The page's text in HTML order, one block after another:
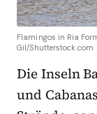
Flamingos in Ria
Gil/Shutterstock.com
Die Inseln
und